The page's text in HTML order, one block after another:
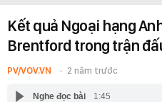
Kết quả Ngoại hạng
Brentford trong trận
PV/VOV.VN 2 năm trước
Nghe đọc bài 1:45